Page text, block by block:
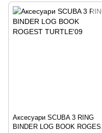
Аксесуари SCUBA 3 RING
BINDER LOG BOOK ROGEST